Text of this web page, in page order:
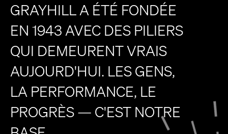
GRAYHILL A ÉTÉ FONDÉE
EN 1943 AVEC DES PILIERS
QUI DEMEURENT VRAIS
AUJOURD'HUI. LES GENS,
LA PERFORMANCE, LE
PROGRÈS — C'EST NOTRE